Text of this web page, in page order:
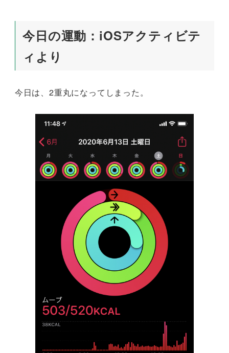
今日の運動：iOSアクティビテ
ィより
今日は、2重丸になってしまった。